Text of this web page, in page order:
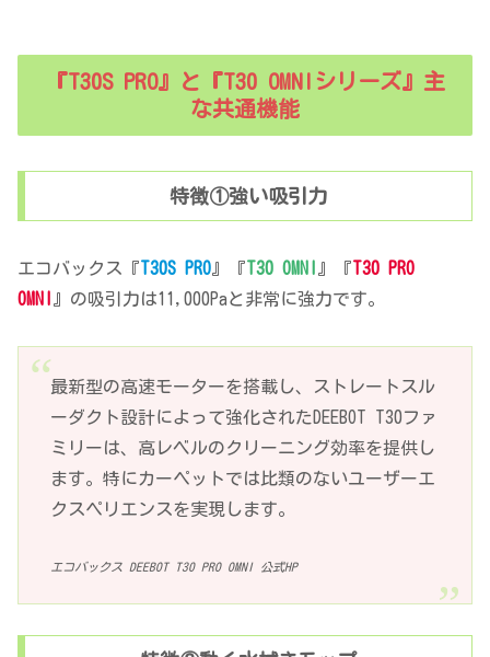
『T30S PRO』と『T30 OMNIシリーズ』主
な共通機能
特徴①強い吸引力
エコバックス『T30S PRO』『T30 OMNI 』『T30 PRO
OMNI 』の吸引力は11,000Paと非常に強力です。
最新型の高速モーターを搭載し、ストレートスル
ーダクト設計によって強化されたDEEBOT T30ファ
ミリーは、高レベルのクリーニング効率を提供し
ます。特にカーペットでは比類のないユーザーエ
クスペリエンスを実現します。
エコバックス DEEBOT T30 PRO OMNI 公式HP